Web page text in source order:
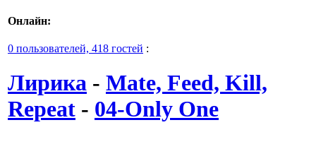
Онлайн:
0 пользователей, 418 гостей :
Лирика - Mate, Feed, Kill,
Repeat - 04-Only One